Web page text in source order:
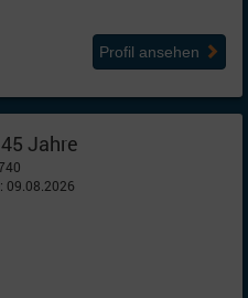
Profil ansehen
Jahre
09.08.2026